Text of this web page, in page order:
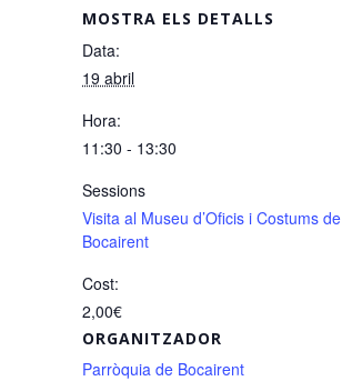
MOSTRA ELS DETALLS
Data:
19 abril
Hora:
11:30 - 13:30
Sessions
Visita al Museu d’Oficis i Costums de
Bocairent
Cost:
2,00€
ORGANITZADOR
Parròquia de Bocairent